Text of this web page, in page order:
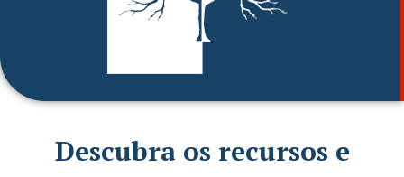
Descubra os recursos e